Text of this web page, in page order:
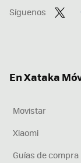
Síguenos
En Xataka
Movistar
Xiaomi
Guías de compra